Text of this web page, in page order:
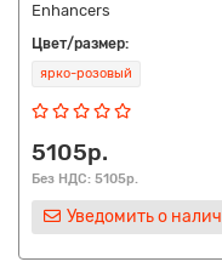
Enhancers
Цвет/размер:
ярко-розовый
5105р.
Без НДС: 5105р.
Уведомить о